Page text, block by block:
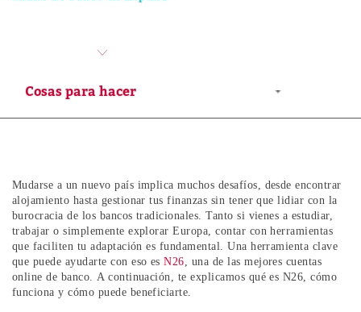
Mudarse a un nuevo país implica muchos desafíos, desde encontrar
alojamiento hasta gestionar tus finanzas sin tener que lidiar con la
burocracia de los bancos tradicionales. Tanto si vienes a estudiar,
trabajar o simplemente explorar Europa, contar con herramientas
que faciliten tu adaptación es fundamental. Una herramienta clave
que puede ayudarte con eso esN26 , una de las mejores cuentas
online de banco. A continuación, te explicamos qué es N26, cómo
funciona y cómo puede beneficiarte.